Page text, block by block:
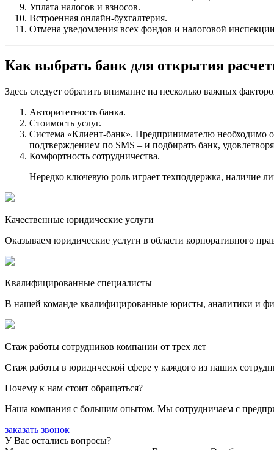
Уплата налогов и взносов.
Встроенная онлайн-бухгалтерия.
Отмена уведомления всех фондов и налоговой
Как выбрать банк для открытия
Здесь следует обратить внимание на несколько важных
Авторитетность банка.
Стоимость услуг.
Система «Клиент-банк». Предпринимателю необходимо
подтверждением по SMS – и подбирать банк,
Комфортность сотрудничества.
Нередко ключевую роль играет техподдержка, наличие
Качественные юридические услуги
Оказываем юридические услуги в области корпоративного
Квалифицированные специалисты
В нашей команде квалифицированные юристы, аналитики и
Стаж работы сотрудников компании от трех лет
Стаж работы в юридической сфере у каждого из наших
Почему к нам стоит обращаться?
Наша компания с большим опытом. Мы сотрудничаем с
заказать звонок
У Вас остались вопросы?